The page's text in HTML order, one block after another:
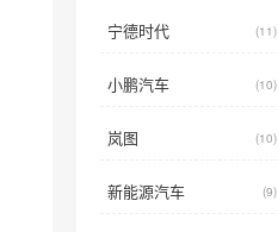
宁德时代 (11)
小鹏汽车 (10)
岚图 (10)
新能源汽车 (9)